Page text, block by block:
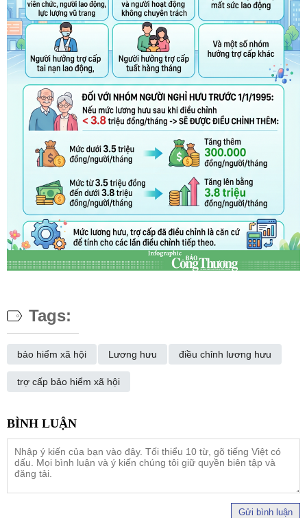
Tags:
bảo hiểm xã hội Lương hưu điều chỉnh lương hưu
trợ cấp bảo hiểm xã hội
Gửi bình luận